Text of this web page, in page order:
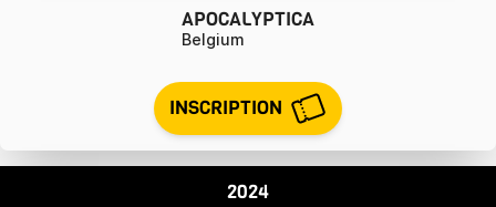
APOCALYPTICA
Belgium
INSCRIPTION
2024